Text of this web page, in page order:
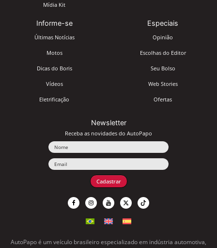
Mídia Kit
Informe-se
Últimas Notícias
Motos
Dicas do Boris
Vídeos
Eletrificação
Especiais
Opinião
Escolhas do Editor
Seu Bolso
Web Stories
Ofertas
Newsletter
Receba as novidades do AutoPapo
Cadastrar
AutoPapo é um veículo brasileiro especializado em indústria automotiva,